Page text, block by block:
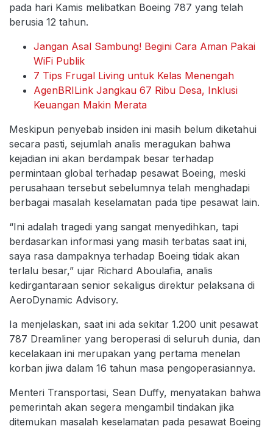
pada hari Kamis melibatkan Boeing 787 yang telah
berusia 12 tahun.
Jangan Asal Sambung! Begini Cara Aman Pakai
WiFi Publik
7 Tips Frugal Living untuk Kelas Menengah
AgenBRILink Jangkau 67 Ribu Desa, Inklusi
Keuangan Makin Merata
Meskipun penyebab insiden ini masih belum diketahui
secara pasti, sejumlah analis meragukan bahwa
kejadian ini akan berdampak besar terhadap
permintaan global terhadap pesawat Boeing, meski
perusahaan tersebut sebelumnya telah menghadapi
berbagai masalah keselamatan pada tipe pesawat lain.
“Ini adalah tragedi yang sangat menyedihkan, tapi
berdasarkan informasi yang masih terbatas saat ini,
saya rasa dampaknya terhadap Boeing tidak akan
terlalu besar,” ujar Richard Aboulafia, analis
kedirgantaraan senior sekaligus direktur pelaksana di
AeroDynamic Advisory.
Ia menjelaskan, saat ini ada sekitar 1.200 unit pesawat
787 Dreamliner yang beroperasi di seluruh dunia, dan
kecelakaan ini merupakan yang pertama menelan
korban jiwa dalam 16 tahun masa pengoperasiannya.
Menteri Transportasi, Sean Duffy, menyatakan bahwa
pemerintah akan segera mengambil tindakan jika
ditemukan masalah keselamatan pada pesawat Boeing